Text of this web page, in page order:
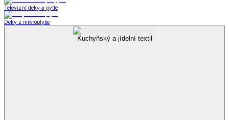
Televizní deky a pytle
Deky z mikroplyše
Kuchyňský a jídelní textil